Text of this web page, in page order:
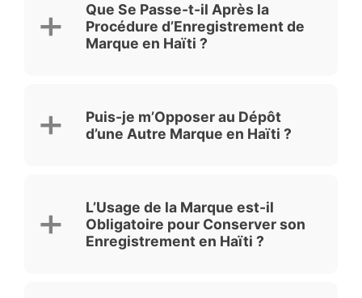
Que Se Passe-t-il Après la
Procédure d’Enregistrement de
Marque en Haïti ?
Puis-je m’Opposer au Dépôt
d’une Autre Marque en Haïti ?
L’Usage de la Marque est-il
Obligatoire pour Conserver son
Enregistrement en Haïti ?